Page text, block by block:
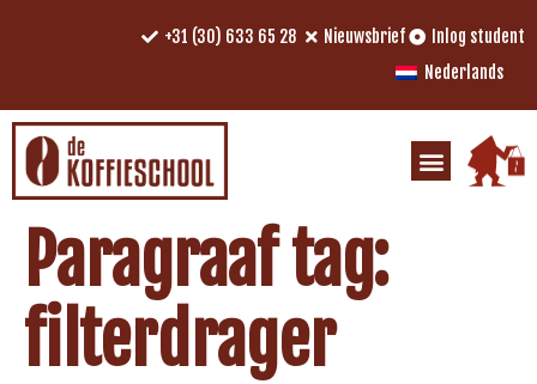
+31 (30) 633 65 28 Nieuwsbrief
Inlog student
Nederlands
Paragraaf tag:
filterdrager